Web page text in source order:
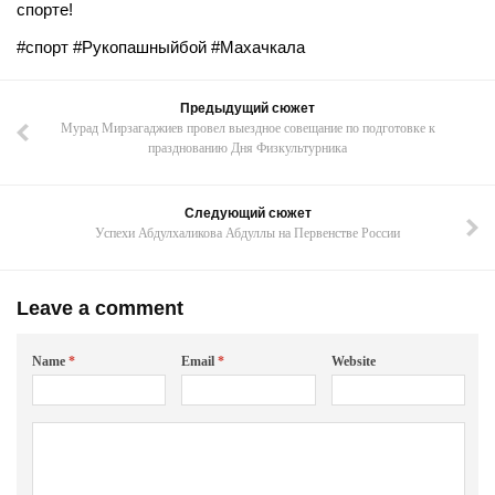
спорте!
#спорт #Рукопашныйбой #Махачкала
Предыдущий сюжет
Мурад Мирзагаджиев провел выездное совещание по подготовке к
празднованию Дня Физкультурника
Следующий сюжет
Успехи Абдулхаликова Абдуллы на Первенстве России
Leave a comment
Name * Email* Website